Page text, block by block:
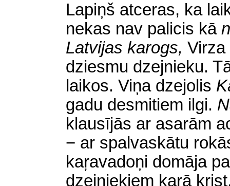
Lapiņš atceras, ka
nekas nav palicis kā
Latvijas karogs, Virza
dziesmu dzejnieku.
laikos. Viņa dzejolis
gadu desmitiem ilgi.
klausījās ar asarām
− ar spalvaskātu
kaŗavadoņi domāja
dzejniekiem kaŗā